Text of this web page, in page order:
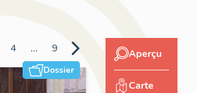
4 ... 9
Dossier
Aperçu
Carte